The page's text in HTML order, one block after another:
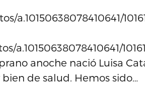
anoche nació Luisa
de salud. Hemos sido…